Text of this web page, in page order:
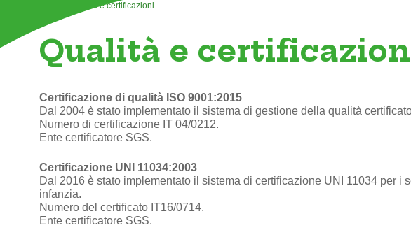
Qualità e certificazioni
Qualità e
Certificazione di qualità ISO 9001:2015
Dal 2004 è stato implementato il sistema di gestione della qualità
Numero di certificazione IT 04/0212.
Ente certificatore SGS.
Certificazione UNI 11034:2003
Dal 2016 è stato implementato il sistema di certificazione UNI 11034 per i
infanzia.
Numero del certificato IT16/0714.
Ente certificatore SGS.